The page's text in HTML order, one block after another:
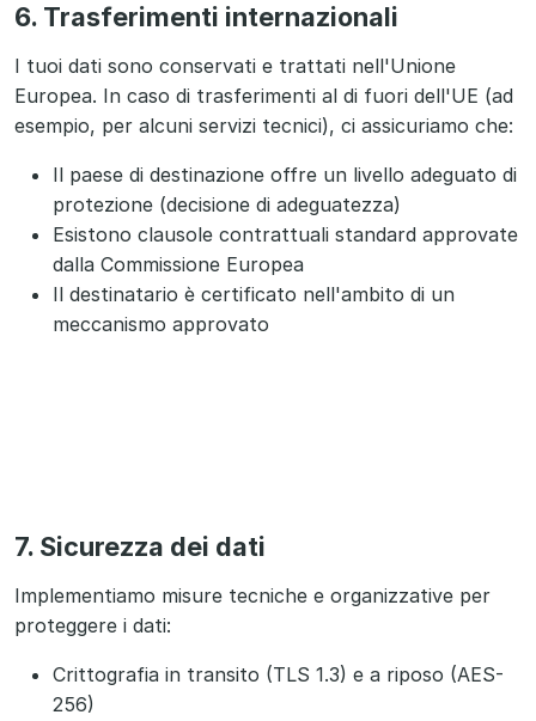
6. Trasferimenti internazionali
I tuoi dati sono conservati e trattati nell'Unione
Europea. In caso di trasferimenti al di fuori dell'UE (ad
esempio, per alcuni servizi tecnici), ci assicuriamo che:
Il paese di destinazione offre un livello adeguato di
protezione (decisione di adeguatezza)
Esistono clausole contrattuali standard approvate
dalla Commissione Europea
Il destinatario è certificato nell'ambito di un
meccanismo approvato
7. Sicurezza dei dati
Implementiamo misure tecniche e organizzative per
proteggere i dati:
Crittografia in transito (TLS 1.3) e a riposo (AES-
256)